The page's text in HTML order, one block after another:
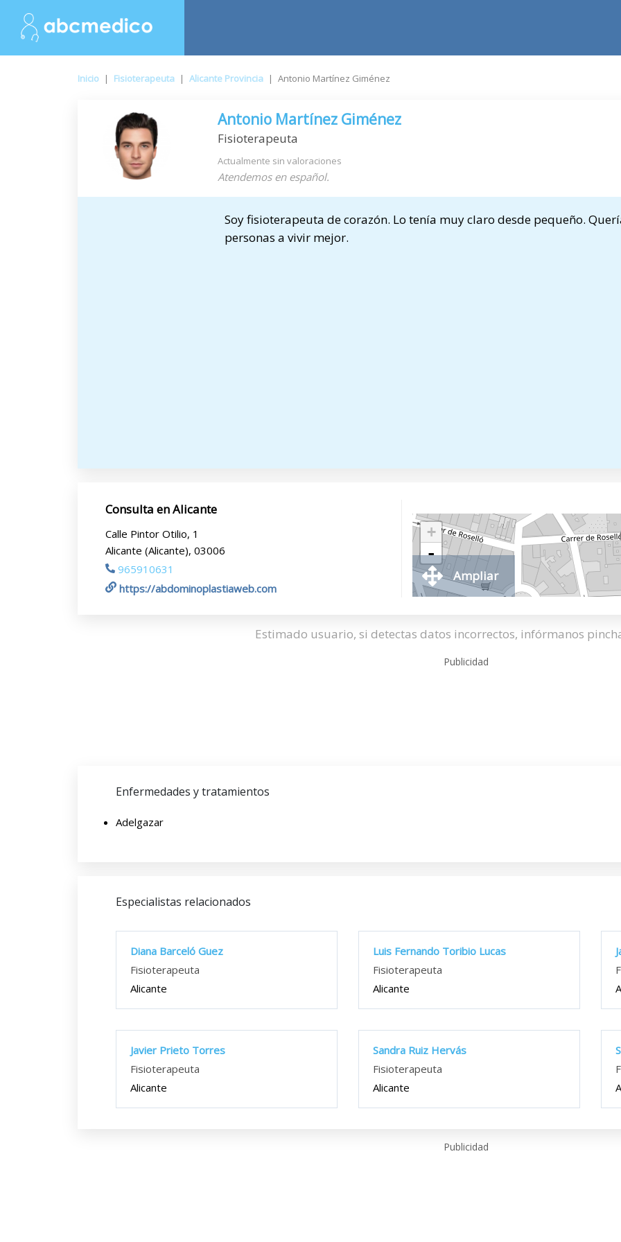
Inicio | Fisioterapeuta | Alicante Provincia | Antonio Martínez Giménez
Antonio Martínez Giménez
Fisioterapeuta
Actualmente sin valoraciones
Atendemos en español.
Soy fisioterapeuta de corazón. Lo tenía muy claro desde pequeño.
personas a vivir mejor.
Consulta en Alicante
Calle Pintor Otilio, 1
Alicante (Alicante), 03006
965910631
https://abdominoplastiaweb.com
+
-
Ampliar
Estimado usuario, si detectas datos incorrectos, infórmanos
Publicidad
Enfermedades y tratamientos
Adelgazar
Especialistas relacionados
Diana Barceló Guez
Fisioterapeuta
Alicante
Luis Fernando Toribio Lucas
Fisioterapeuta
Alicante
Javier Prieto Torres
Fisioterapeuta
Alicante
Sandra Ruiz Hervás
Fisioterapeuta
Alicante
Publicidad